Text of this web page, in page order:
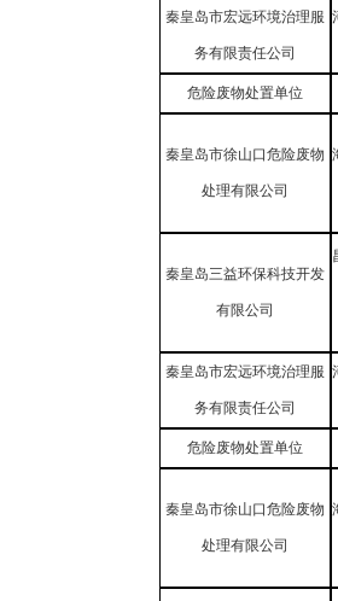
秦皇岛市宏远环境治理服
务有限责任公司
危险废物处置单位
秦皇岛市徐山口危险废物
处理有限公司
秦皇岛三益环保科技开发
有限公司
秦皇岛市宏远环境治理服
务有限责任公司
危险废物处置单位
秦皇岛市徐山口危险废物
处理有限公司